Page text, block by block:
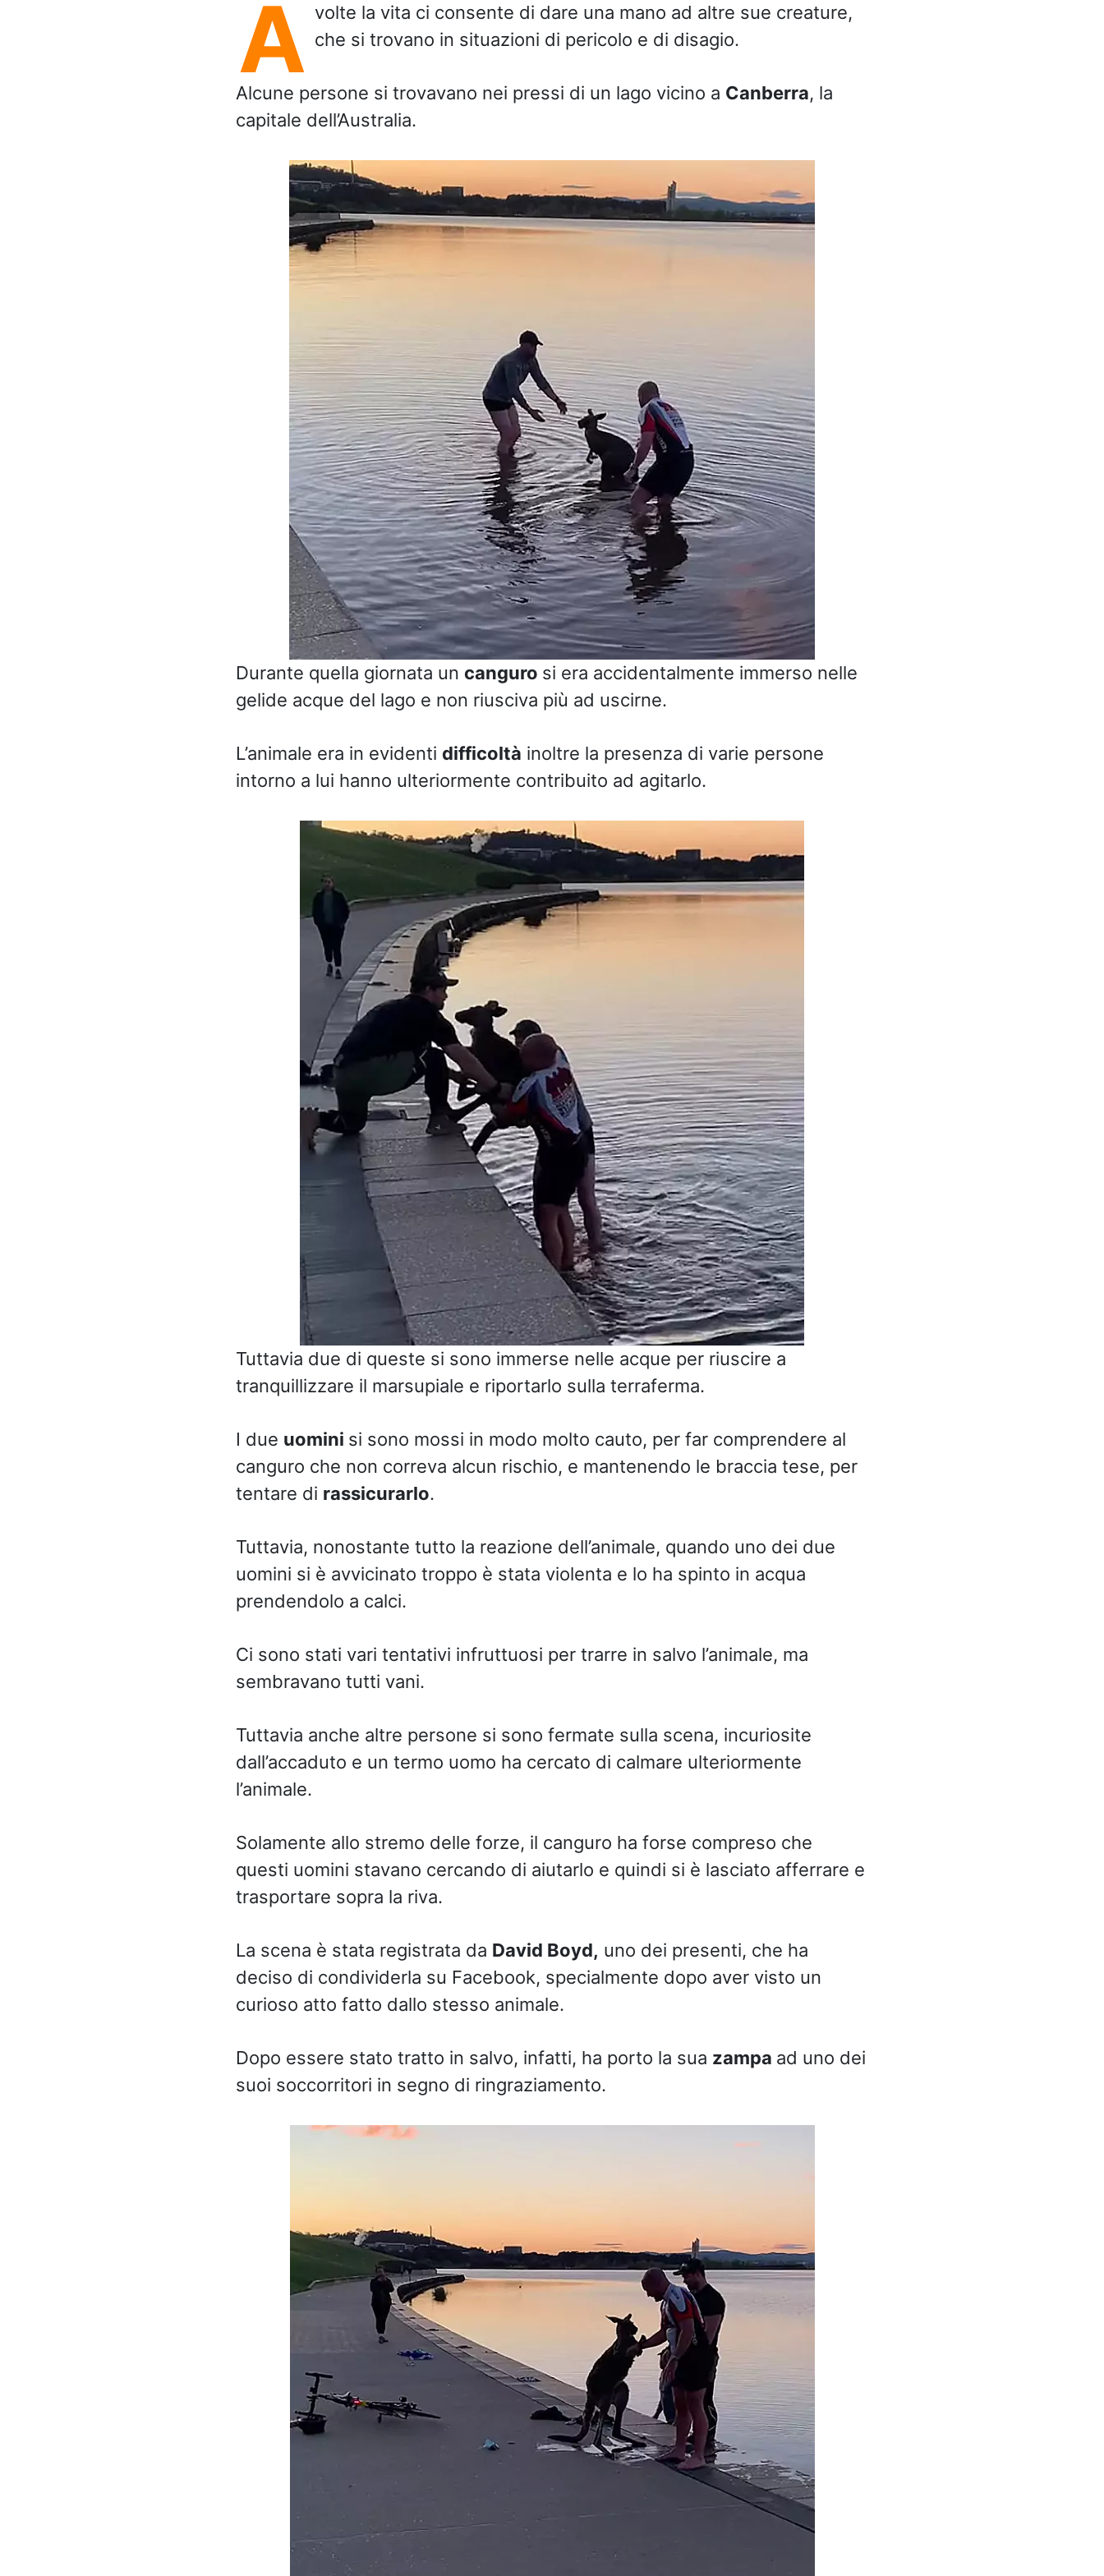
A volte la vita ci consente di dare una mano ad altre sue creature,
che si trovano in situazioni di pericolo e di disagio.
Alcune persone si trovavano nei pressi di un lago vicino a Canberra, la
capitale dell’Australia.
Durante quella giornata un canguro si era accidentalmente immerso nelle
gelide acque del lago e non riusciva più ad uscirne.
L’animale era in evidenti difficoltà inoltre la presenza di varie persone
intorno a lui hanno ulteriormente contribuito ad agitarlo.
Tuttavia due di queste si sono immerse nelle acque per riuscire a
tranquillizzare il marsupiale e riportarlo sulla terraferma.
I due uomini si sono mossi in modo molto cauto, per far comprendere al
canguro che non correva alcun rischio, e mantenendo le braccia tese, per
tentare di rassicurarlo.
Tuttavia, nonostante tutto la reazione dell’animale, quando uno dei due
uomini si è avvicinato troppo è stata violenta e lo ha spinto in acqua
prendendolo a calci.
Ci sono stati vari tentativi infruttuosi per trarre in salvo l’animale, ma
sembravano tutti vani.
Tuttavia anche altre persone si sono fermate sulla scena, incuriosite
dall’accaduto e un termo uomo ha cercato di calmare ulteriormente
l’animale.
Solamente allo stremo delle forze, il canguro ha forse compreso che
questi uomini stavano cercando di aiutarlo e quindi si è lasciato afferrare e
trasportare sopra la riva.
La scena è stata registrata da David Boyd, uno dei presenti, che ha
deciso di condividerla su Facebook, specialmente dopo aver visto un
curioso atto fatto dallo stesso animale.
Dopo essere stato tratto in salvo, infatti, ha porto la sua zampa ad uno dei
suoi soccorritori in segno di ringraziamento.